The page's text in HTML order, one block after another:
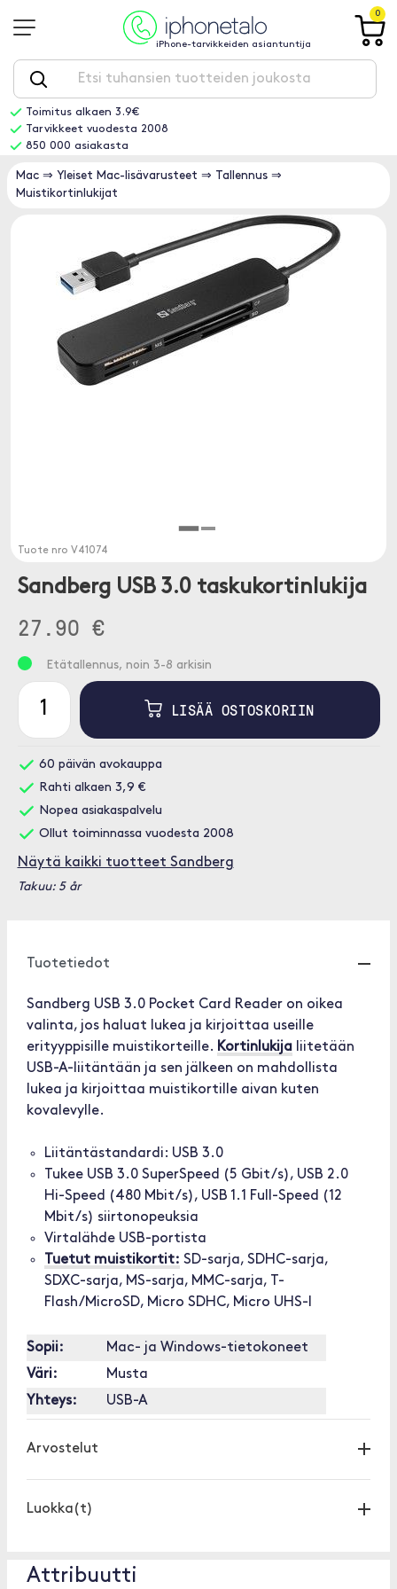
iPhone-tarvikkeiden asiantuntija
0
Toimitus alkaen 3.9€
Tarvikkeet vuodesta 2008
850 000 asiakasta
Mac ⇒ Yleiset Mac-lisävarusteet ⇒ Tallennus ⇒
Muistikortinlukijat
Tuote nro V41074
Sandberg USB 3.0 taskukortinlukija
27.90 €
Etätallennus, noin 3-8 arkisin
LISÄÄ OSTOSKORIIN
60 päivän avokauppa
Rahti alkaen 3,9 €
Nopea asiakaspalvelu
Ollut toiminnassa vuodesta 2008
Näytä kaikki tuotteet Sandberg
Takuu: 5 år
Tuotetiedot
Sandberg USB 3.0 Pocket Card Reader on oikea
valinta, jos haluat lukea ja kirjoittaa useille
erityyppisille muistikorteille. Kortinlukija liitetään
USB-A-liitäntään ja sen jälkeen on mahdollista
lukea ja kirjoittaa muistikortille aivan kuten
kovalevylle.
Liitäntästandardi: USB 3.0
Tukee USB 3.0 SuperSpeed (5 Gbit/s), USB 2.0
Hi-Speed (480 Mbit/s), USB 1.1 Full-Speed (12
Mbit/s) siirtonopeuksia
Virtalähde USB-portista
Tuetut muistikortit: SD-sarja, SDHC-sarja,
SDXC-sarja, MS-sarja, MMC-sarja, T-
Flash/MicroSD, Micro SDHC, Micro UHS-I
Sopii:
Mac- ja Windows-tietokoneet
Väri:
Musta
Yhteys:
USB-A
Arvostelut
Luokka(t)
Attribuutti